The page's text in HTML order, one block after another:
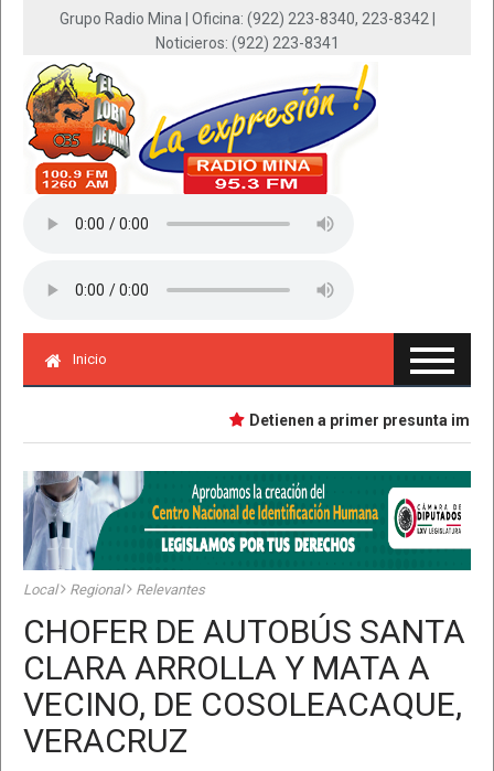
Grupo Radio Mina | Oficina: (922) 223-8340, 223-8342 |
Noticieros: (922) 223-8341
Inicio
Detienen a primer presunta
Local Regional Relevantes
CHOFER DE AUTOBÚS SANTA
CLARA ARROLLA Y MATA A
VECINO, DE COSOLEACAQUE,
VERACRUZ